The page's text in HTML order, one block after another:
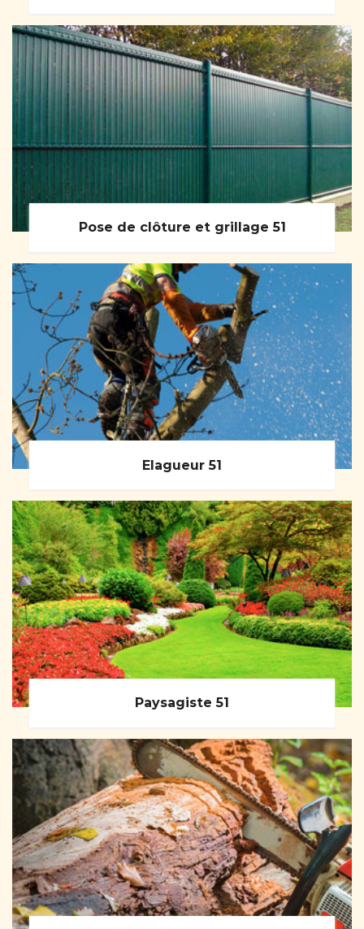
Pose de clôture et grillage 51
Elagueur 51
Paysagiste 51